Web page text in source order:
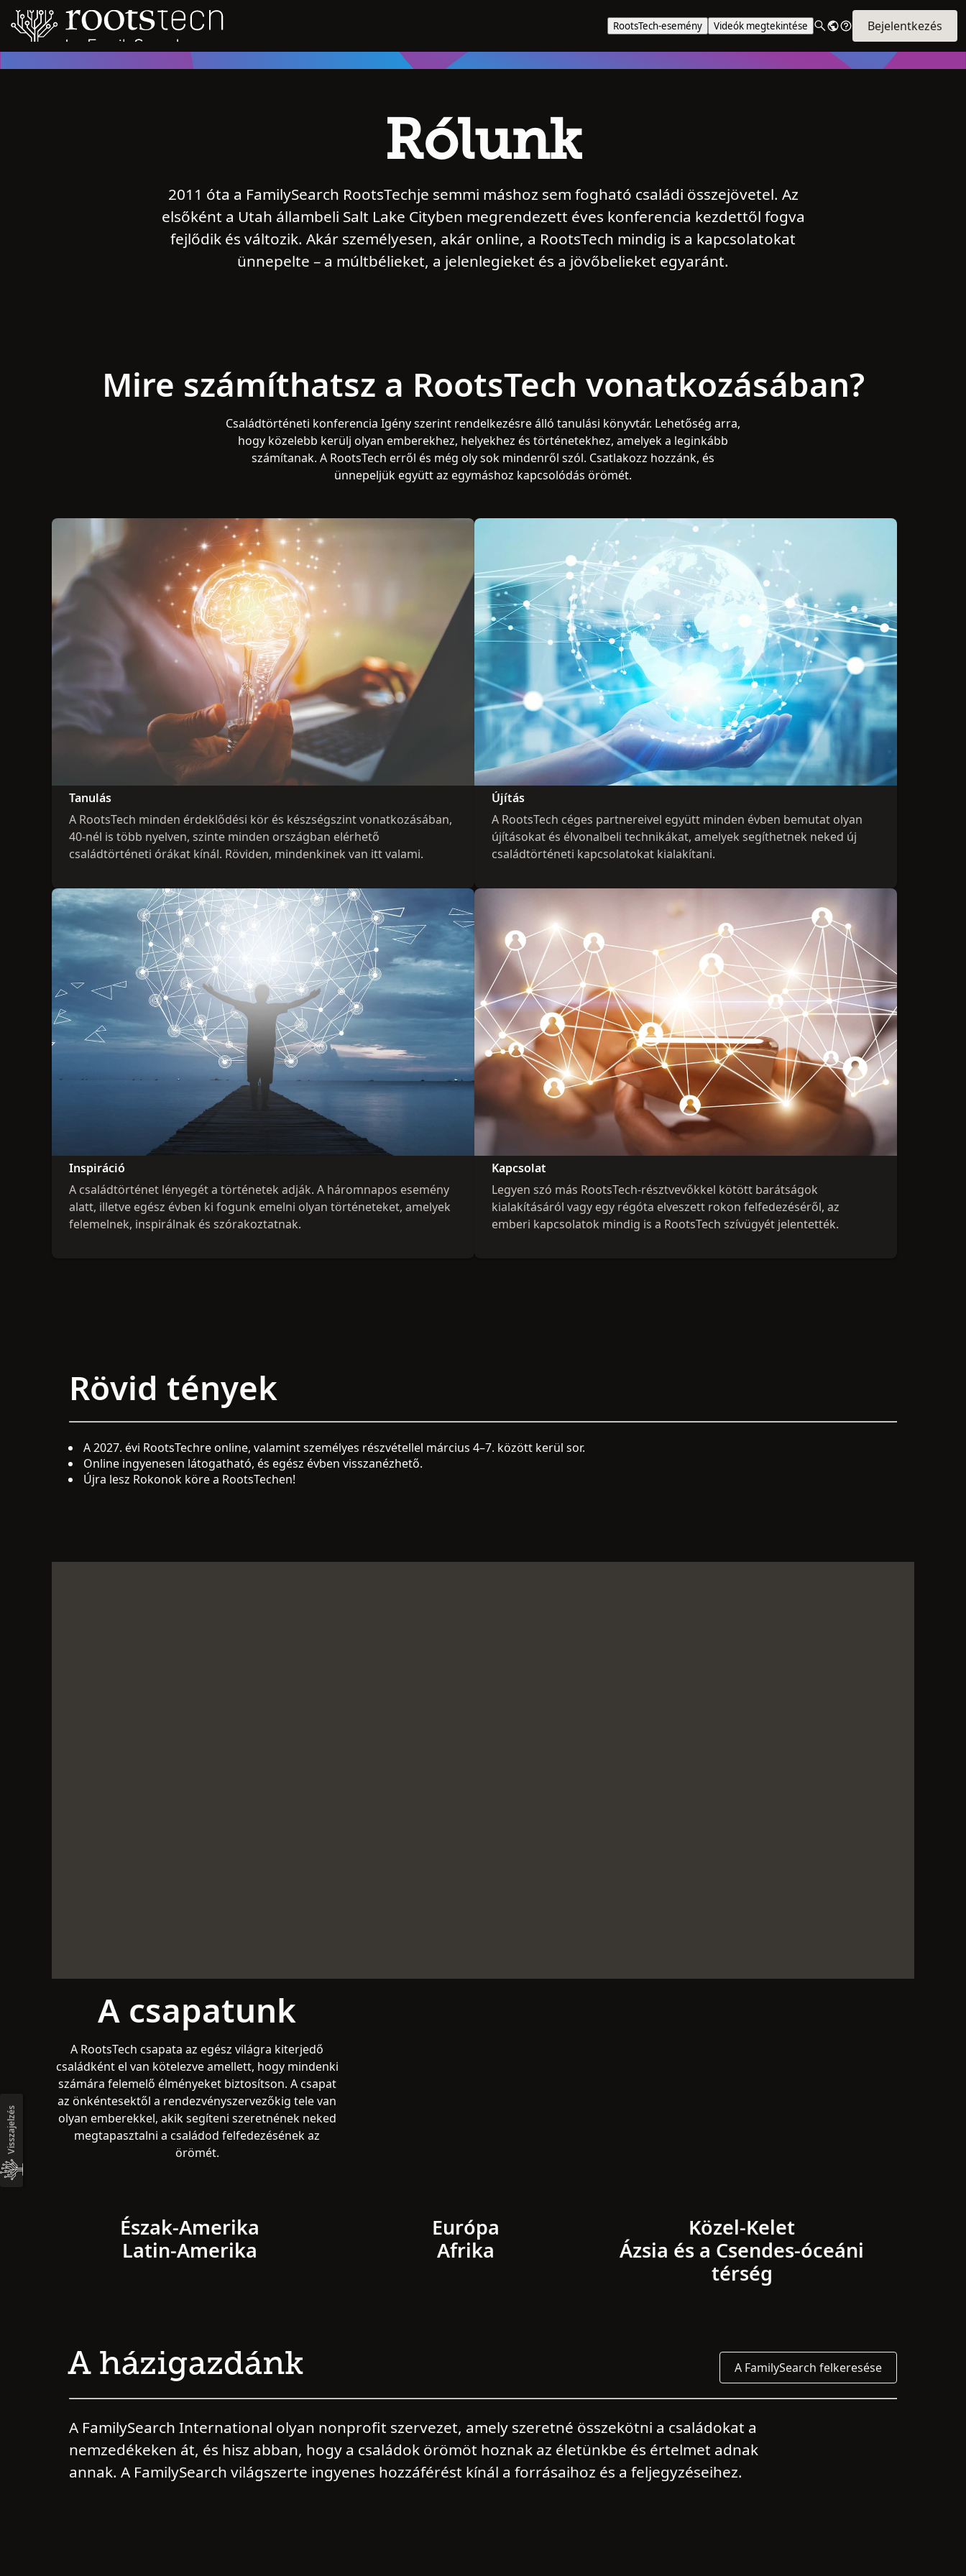
RootsTech-esemény Videók megtekintése Bejelentkezés
Rólunk
2011 óta a FamilySearch RootsTechje semmi máshoz sem fogható családi összejövetel. Az
elsőként a Utah állambeli Salt Lake Cityben megrendezett éves konferencia kezdettől fogva
fejlődik és változik. Akár személyesen, akár online, a RootsTech mindig is a kapcsolatokat
ünnepelte – a múltbélieket, a jelenlegieket és a jövőbelieket egyaránt.
Mire számíthatsz a RootsTech vonatkozásában?
Családtörténeti konferencia Igény szerint rendelkezésre álló tanulási könyvtár. Lehetőség arra,
hogy közelebb kerülj olyan emberekhez, helyekhez és történetekhez, amelyek a leginkább
számítanak. A RootsTech erről és még oly sok mindenről szól. Csatlakozz hozzánk, és
ünnepeljük együtt az egymáshoz kapcsolódás örömét.
Tanulás
A RootsTech minden érdeklődési kör és készségszint vonatkozásában,
40-nél is több nyelven, szinte minden országban elérhető
családtörténeti órákat kínál. Röviden, mindenkinek van itt valami.
Újítás
A RootsTech céges partnereivel együtt minden évben bemutat olyan
újításokat és élvonalbeli technikákat, amelyek segíthetnek neked új
családtörténeti kapcsolatokat kialakítani.
Inspiráció
A családtörténet lényegét a történetek adják. A háromnapos esemény
alatt, illetve egész évben ki fogunk emelni olyan történeteket, amelyek
felemelnek, inspirálnak és szórakoztatnak.
Kapcsolat
Legyen szó más RootsTech-résztvevőkkel kötött barátságok
kialakításáról vagy egy régóta elveszett rokon felfedezéséről, az
emberi kapcsolatok mindig is a RootsTech szívügyét jelentették.
Rövid tények
A 2027. évi RootsTechre online, valamint személyes részvétellel március 4–7. között kerül sor.
Online ingyenesen látogatható, és egész évben visszanézhető.
Újra lesz Rokonok köre a RootsTechen!
A csapatunk
A RootsTech csapata az egész világra kiterjedő
családként el van kötelezve amellett, hogy mindenki
számára felemelő élményeket biztosítson. A csapat
az önkéntesektől a rendezvényszervezőkig tele van
olyan emberekkel, akik segíteni szeretnének neked
megtapasztalni a családod felfedezésének az
örömét.
Észak-Amerika Európa
Közel-Kelet
Latin-Amerika
Afrika
Ázsia és a Csendes-óceáni
térség
A házigazdánk A FamilySearch felkeresése
A FamilySearch International olyan nonprofit szervezet, amely szeretné összekötni a családokat a
nemzedékeken át, és hisz abban, hogy a családok örömöt hoznak az életünkbe és értelmet adnak
annak. A FamilySearch világszerte ingyenes hozzáférést kínál a forrásaihoz és a feljegyzéseihez.
Visszajelzés